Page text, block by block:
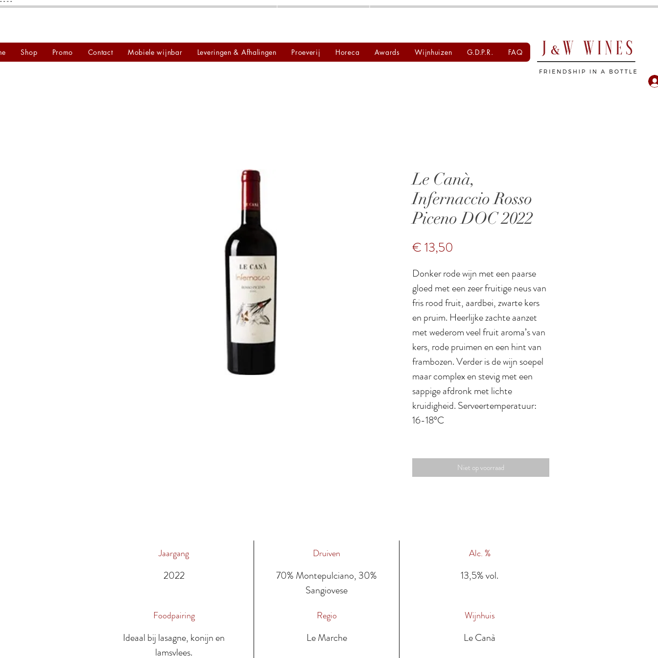
" " " "
Shop Promo Contact Mobiele wijnbar Leveringen & Afhalingen Proeverij Horeca Awards Wijnhuizen G.D.P.R. FAQ
Le Canà,
Infernaccio Rosso
Piceno DOC 2022
€ 13,50
Donker rode wijn met een paarse
gloed met een zeer fruitige neus van
fris rood fruit, aardbei, zwarte kers
en pruim. Heerlijke zachte aanzet
met wederom veel fruit aroma’s van
kers, rode pruimen en een hint van
frambozen. Verder is de wijn soepel
maar complex en stevig met een
sappige afdronk met lichte
kruidigheid. Serveertemperatuur:
16-18°C
Niet op voorraad
Jaargang
2022
Druiven
70% Montepulciano, 30%
Sangiovese
Alc. %
13,5% vol.
Foodpairing
Ideaal bij lasagne, konijn en
lamsvlees.
Regio
Le Marche
Wijnhuis
Le Canà